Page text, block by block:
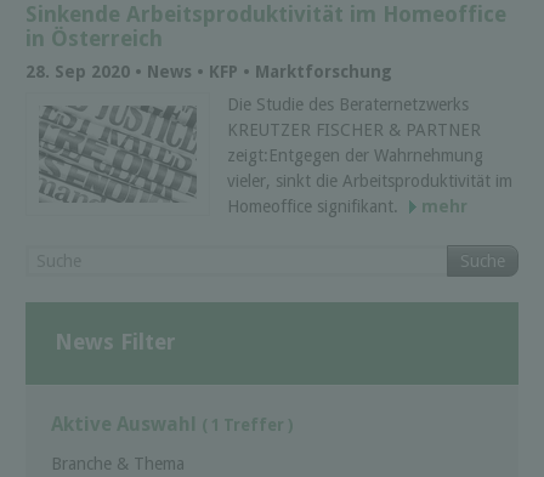
Sinkende Arbeitsproduktivität im Homeoffice
in Österreich
28. Sep 2020 • News • KFP • Marktforschung
Die Studie des Beraternetzwerks
KREUTZER FISCHER & PARTNER
zeigt:Entgegen der Wahrnehmung
vieler, sinkt die Arbeitsproduktivität im
Homeoffice signifikant.
mehr
Suche
News Filter
Aktive Auswahl ( 1 Treffer )
Branche & Thema